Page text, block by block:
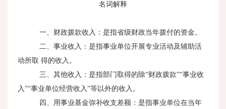
名词解释
一、财政拨款收入：是指省级财政当年拨付的资金。
二、事业收入：是指事业单位开展专业活动及辅助活
动所取 得的收入。
三、其他收入：是指部门取得的除“财政拨款”“事业收
入”“事业单位经营收入”等以外的收入。
四、用事业基金弥补收支差额：是指事业单位在当年